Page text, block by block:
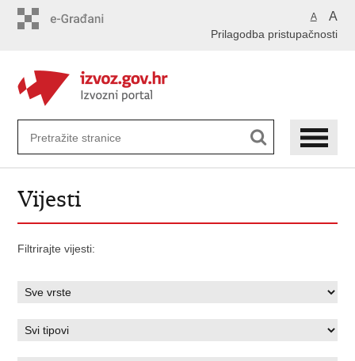
A A
Prilagodba pristupačnosti
Vijesti
Filtrirajte vijesti: